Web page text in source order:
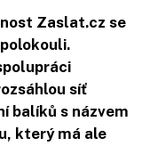
Zaslat.cz se
síť
balíků s názvem
který má ale